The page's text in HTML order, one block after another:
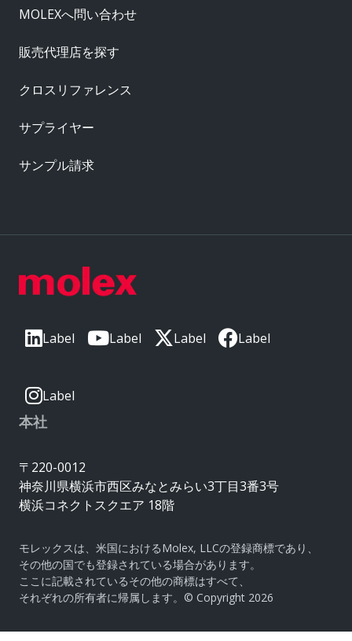
Label Label Label Label
Label
本社
〒220-0012
神奈川県横浜市西区みなとみらい3丁目3番3号
横浜コネクトスクエア 18階
モレックスは、米国におけるMolex, LLCの登録商標であり、
その他の国でも登録されている場合があります。
ここに記載されているその他の商標はすべて、
それぞれの所有者に帰属します。© Copyright 2026
MOLEXへ問い合わせ
販売代理店を探す
クロスリファレンス
サプライヤー
サンプル請求